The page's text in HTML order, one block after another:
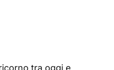
tra oggi e